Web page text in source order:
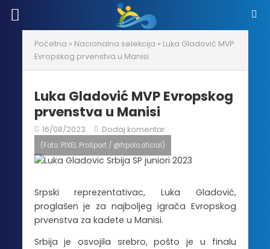
Početna » Nacionalna selekcija » Luka Gladović MVP
Evropskog prvenstva u Manisi
Luka Gladović MVP Evropskog
prvenstva u Manisi
16/08/2023 Dodaj komentar
(Foto: PIXEL ProSport / @frpolo.oficial)
Srpski reprezentativac, Luka Gladović,
proglašen je za najboljeg igrača Evropskog
prvenstva za kadete u Manisi.
Srbija je osvojila srebro, pošto je u finalu